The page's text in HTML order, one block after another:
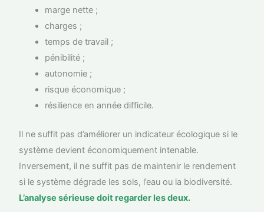
marge nette ;
charges ;
temps de travail ;
pénibilité ;
autonomie ;
risque économique ;
résilience en année difficile.
Il ne suffit pas d’améliorer un indicateur écologique si le
système devient économiquement intenable.
Inversement, il ne suffit pas de maintenir le rendement
si le système dégrade les sols, l’eau ou la biodiversité.
L’analyse sérieuse doit regarder les deux.